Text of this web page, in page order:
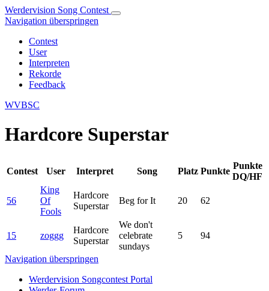
Werdervision Song Contest
Navigation überspringen
Contest
User
Interpreten
Rekorde
Feedback
WVBSC
Hardcore Superstar
Contest User Interpret Song Platz Punkte
Punkte
DQ/HF
56
King
Of
Fools
Hardcore
Superstar
Beg for It 20 62
15 zoggg
Hardcore
Superstar
We don't
celebrate
sundays
5 94
Navigation überspringen
Werdervision Songcontest Portal